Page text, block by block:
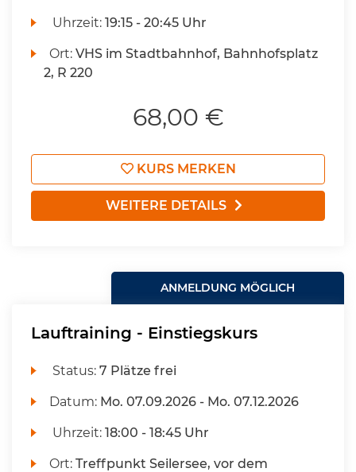
Uhrzeit:19:15 - 20:45 Uhr
Ort:VHS im Stadtbahnhof, Bahnhofsplatz
2, R 220
68,00 €
KURS MERKEN
WEITERE DETAILS
ANMELDUNG MÖGLICH
Lauftraining - Einstiegskurs
Status:7 Plätze frei
Datum: Mo. 07.09.2026 - Mo. 07.12.2026
Uhrzeit:18:00 - 18:45 Uhr
Ort:Treffpunkt Seilersee, vor dem